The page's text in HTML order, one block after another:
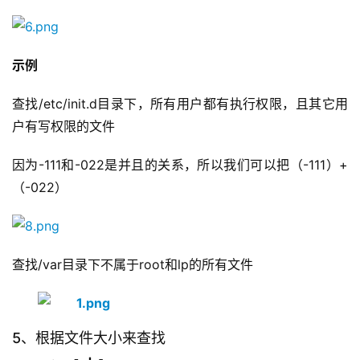
示例
查找/etc/init.d目录下，所有用户都有执行权限，且其它用
户有写权限的文件
因为-111和-022是并且的关系，所以我们可以把（-111）+
（-022）
查找/var目录下不属于root和lp的所有文件
5、根据文件大小来查找